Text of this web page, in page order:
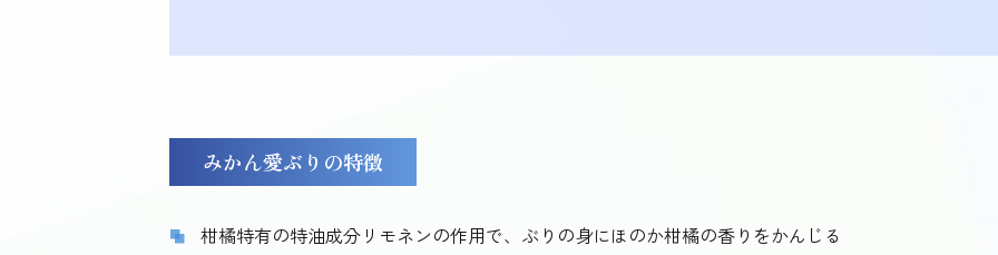
みかん愛ぶりの特徴
柑橘特有の特油成分リモネンの作用で、ぶりの身にほのか柑橘の香りをかんじる